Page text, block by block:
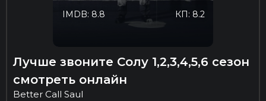
КП: 8.2
IMDB: 8.8
Лучше звоните Солу 1,2,3,4,5,6 сезон
смотреть онлайн
Better Call Saul